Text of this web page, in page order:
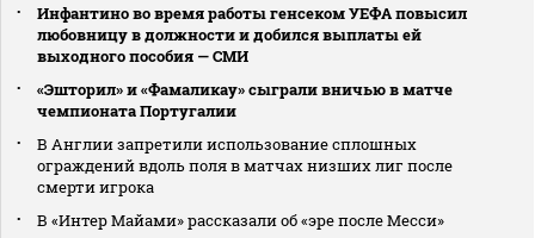
Инфантино во время работы генсеком УЕФА повысил
любовницу в должности и добился выплаты ей
выходного пособия — СМИ
«Эшторил» и «Фамаликау» сыграли вничью в матче
чемпионата Португалии
В Англии запретили использование сплошных
ограждений вдоль поля в матчах низших лиг после
смерти игрока
В «Интер Майами» рассказали об «эре после Месси»